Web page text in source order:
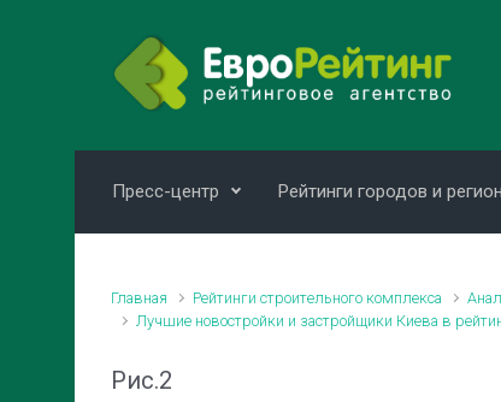
Пресс-центр Рейтинги городов и
Главная Рейтинги строительного комплекса
Лучшие новостройки и застройщики Киева в
Рис.2